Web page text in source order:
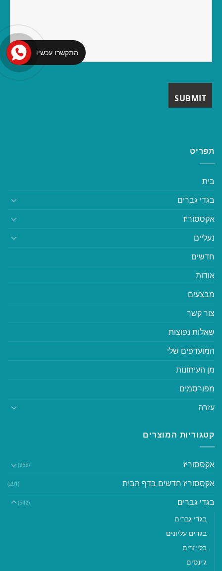
תפריט
בית
בגדי גברים
אקססוריז
נעליים
חדשים
אודות
מבצעים
צור קשר
שאלות נפוצות
המועדפים שלי
מן העיתונות
מפורסמים
עזרה
קטגוריות המוצרים
אקססוריז (365)
אקססוריז חדשים בדף הבית (291)
בגדי גברים (542)
בגדי גברים
בגדים עליונים
בלייזרים
ג'ינסים
התקשרו עכשיו